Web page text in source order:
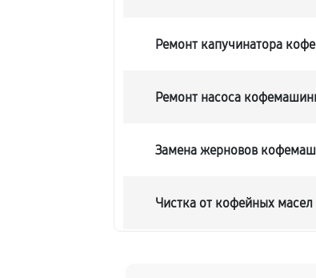
Ремонт капучинатора
Ремонт насоса
Замена жерновов
Чистка от кофейных масел